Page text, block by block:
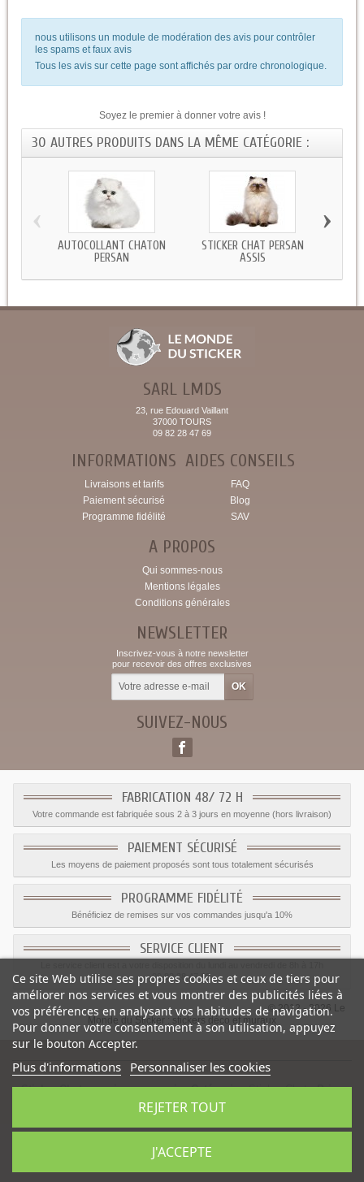
nous utilisons un module de modération des avis pour contrôler
les spams et faux avis
Tous les avis sur cette page sont affichés par ordre chronologique.
Soyez le premier à donner votre avis !
30 AUTRES PRODUITS DANS LA MÊME CATÉGORIE :
AUTOCOLLANT CHATON
PERSAN
STICKER CHAT PERSAN
ASSIS
‹ ›
SARL LMDS
23, rue Edouard Vaillant
37000 TOURS
09 82 28 47 69
INFORMATIONS
Livraisons et tarifs
Paiement sécurisé
Programme fidélité
AIDES CONSEILS
FAQ
Blog
SAV
A PROPOS
Qui sommes-nous
Mentions légales
Conditions générales
NEWSLETTER
Inscrivez-vous à notre newsletter
pour recevoir des offres exclusives
SUIVEZ-NOUS
FABRICATION 48/ 72 H
Votre commande est fabriquée sous 2 à 3 jours en moyenne (hors livraison)
PAIEMENT SÉCURISÉ
Les moyens de paiement proposés sont tous totalement sécurisés
PROGRAMME FIDÉLITÉ
Bénéficiez de remises sur vos commandes jusqu'a 10%
SERVICE CLIENT
09.82.28.47.69.
© 2012 - 2026 Le
Monde du Sticker :
stickers déco et muraux
Sticker Chaton maine coon noir-Catégorie:Sticker Chat-Prix:
1.55€
Ce site Web utilise ses propres cookies et ceux de tiers pour
améliorer nos services et vous montrer des publicités liées à
vos préférences en analysant vos habitudes de navigation.
Pour donner votre consentement à son utilisation, appuyez
sur le bouton Accepter.
Plus d'informations Personnaliser les cookies
REJETER TOUT
J'ACCEPTE